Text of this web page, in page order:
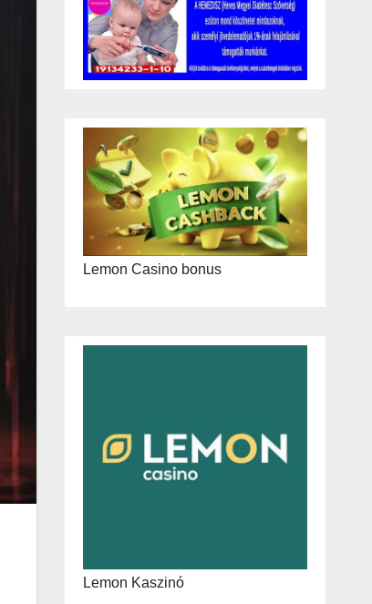
Lemon Casino bonus
Lemon Kaszinó